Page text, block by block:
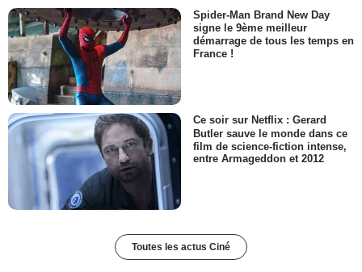
Spider-Man Brand New Day
signe le 9ème meilleur
démarrage de tous les temps en
France !
Ce soir sur Netflix : Gerard
Butler sauve le monde dans ce
film de science-fiction intense,
entre Armageddon et 2012
Toutes les actus Ciné